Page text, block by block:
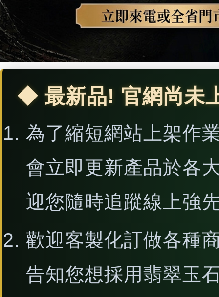
◆ 最新品! 官網尚未
為了縮短網站上架作
會立即更新產品於各
迎您隨時追蹤線上強
歡迎客製化訂做各種
告知您想採用翡翠玉